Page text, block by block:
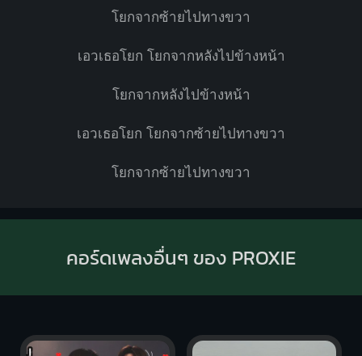
โยกจากซ้ายไปทางขวา
เอวเธอโยก โยกจากหลังไปข้างหน้า
โยกจากหลังไปข้างหน้า
เอวเธอโยก โยกจากซ้ายไปทางขวา
โยกจากซ้ายไปทางขวา
คอร์ดเพลงอื่นๆ ของ PROXIE